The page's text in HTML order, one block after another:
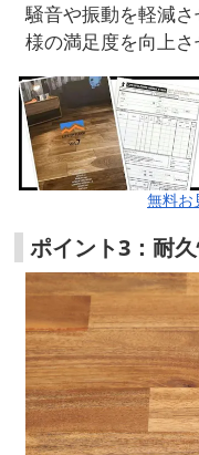
騒音や振動を軽減
様の満足度を向上さ
無料お
ポイント3：耐